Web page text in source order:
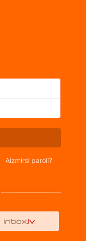
Aizmirsi paroli?